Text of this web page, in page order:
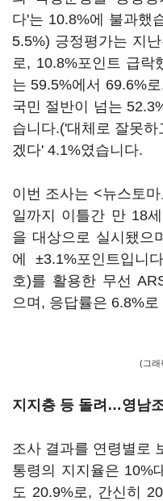
다'는 10.8%에 불과했
5.5%) 긍정평가는 지
로, 10.8%포인트 급락
는 59.5%에서 69.6%
국민 절반이 넘는
습니다.('대체로 잘못
겠다' 4.1%였습니다.
이번 조사는 <뉴스토
일까지 이틀간 만 18
을 대상으로 실시됐으
에 ±3.1%포인트입니
호)를 활용한 무선
으며, 응답률은 6.8%
(그래
지지층 등 돌려…영남
조사 결과를 연령별로
통령의 지지율은 10%
도 20.9%로, 간신히